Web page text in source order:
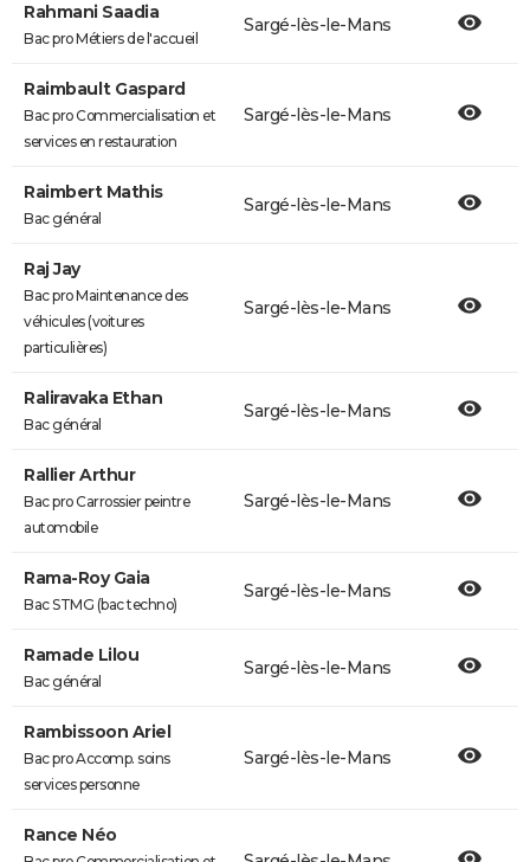
Rahmani Saadia
Bac pro Métiers de l'accueil
Sargé-lès-le-Mans
Raimbault Gaspard
Bac pro Commercialisation et
services en restauration
Sargé-lès-le-Mans
Raimbert Mathis
Bac général
Sargé-lès-le-Mans
Raj Jay
Bac pro Maintenance des
véhicules (voitures
particulières)
Sargé-lès-le-Mans
Raliravaka Ethan
Bac général
Sargé-lès-le-Mans
Rallier Arthur
Bac pro Carrossier peintre
automobile
Sargé-lès-le-Mans
Rama-Roy Gaia
Bac STMG (bac techno)
Sargé-lès-le-Mans
Ramade Lilou
Bac général
Sargé-lès-le-Mans
Rambissoon Ariel
Bac pro Accomp. soins
services personne
Sargé-lès-le-Mans
Rance Néo